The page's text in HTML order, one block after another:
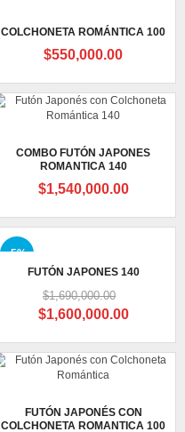
COLCHONETA ROMÁNTICA 100
$550,000.00
COMBO FUTÓN JAPONES
ROMANTICA 140
$1,540,000.00
-5%
FUTÓN JAPONES 140
$1,690,000.00
Original
was:
$1,690,000.00.
$1,600,000.00Current
is:
FUTÓN JAPONÉS CON
COLCHONETA ROMANTICA 100